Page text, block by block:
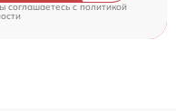
соглашаетесь c политикой